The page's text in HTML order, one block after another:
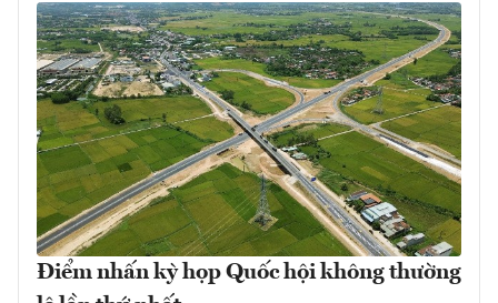
Điểm nhấn kỳ họp Quốc hội không thường